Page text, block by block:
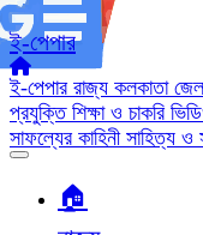
ই-পেপার
ই-পেপার রাজ্য কলকাতা
প্রযুক্তি শিক্ষা ও চাকরি
সাফল্যের কাহিনী সাহিত্য ও
🏠︎